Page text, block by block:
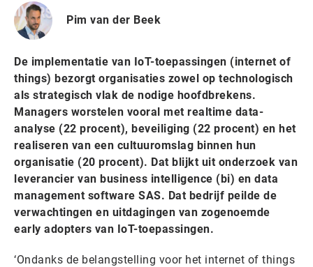
Pim van der Beek
De implementatie van IoT-toepassingen (internet of
things) bezorgt organisaties zowel op technologisch
als strategisch vlak de nodige hoofdbrekens.
Managers worstelen vooral met realtime data-
analyse (22 procent), beveiliging (22 procent) en het
realiseren van een cultuuromslag binnen hun
organisatie (20 procent). Dat blijkt uit onderzoek van
leverancier van business intelligence (bi) en data
management software SAS. Dat bedrijf peilde de
verwachtingen en uitdagingen van zogenoemde
early adopters van IoT-toepassingen.
‘Ondanks de belangstelling voor het internet of things